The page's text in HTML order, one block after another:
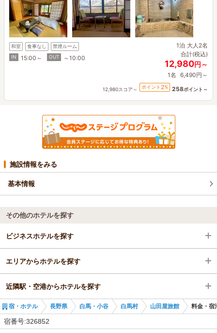
和室 食事なし
禁煙ルーム
IN
15:00～ OUT ～10:00
1泊 大人2名
合計(税込)
12,980円～
1名 6,490円～
12,980スコア～ ポイント 2% 258ポイント～
施設情報をみる
基本情報
その他のホテルを探す
ビジネスホテルを探す
長野県
白馬・小谷
白馬村
エリアからホテルを探す
長野県
白馬・小谷
近隣駅・空港からホテルを探す
白馬駅
宿・ホテル 長野県 白馬・小谷 白馬村 山田屋旅館 料金・宿
宿番号:326852